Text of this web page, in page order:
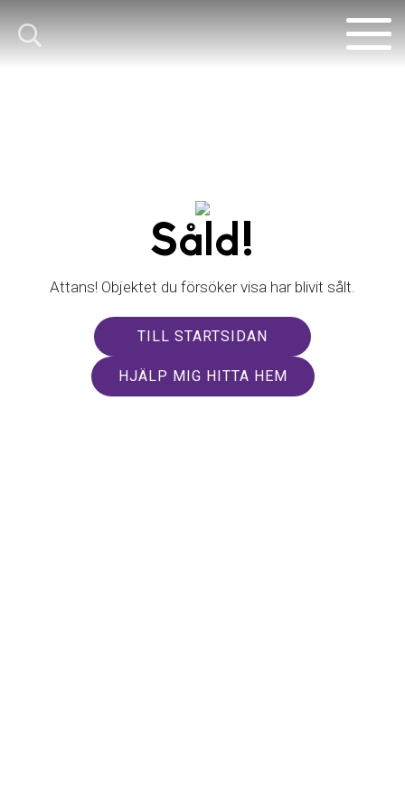
Såld!
Attans! Objektet du försöker visa har blivit sålt.
TILL STARTSIDAN
HJÄLP MIG HITTA HEM